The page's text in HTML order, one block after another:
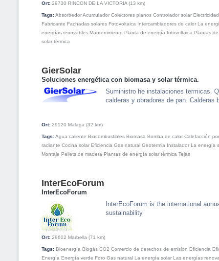
Ort: 29730 RINCON DE LA VICTORIA (13 km)
Tags:AbsorbedorAcumulador Colectores planos Controlador solar
Fabricante Fachadas solares Fotovoltaica Intercambiadores de calor La
energías renovables Mantenimiento Planta de energía fotovoltaica Plantas
solar térmica
GierSolar
Soluciones energética con biomasa y solar térmica.
Suministro he instalaciones termicas.
calderas y obradores de pan. Calderas
Ort: 29120 Malaga (32 km)
Tags:Agua caliente Biocombustibles Biomasa Bomba de calor Calefacción
radiante Cocina solar Eficiencia Gas natural Geotermia Instalador La energía
Montaje Pellets de madera Plantas de energía solar térmica Tejas
InterEcoForum
InterEcoForum
InterEcoForum is the international
sustainability
Ort: 29602 Marbella (71 km)
Tags: Bioenergía Biogás CO2 Comercio de derechos de emisión Eficiencia
Energía Energía verde Foro Gas natural La energía solar Las energías